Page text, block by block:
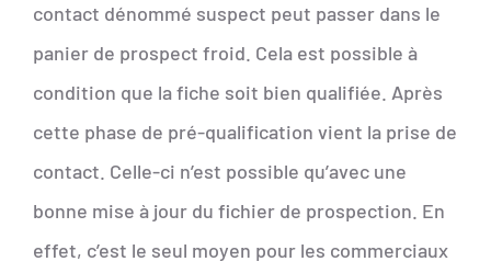
contact dénommé suspect peut passer dans le
panier de prospect froid. Cela est possible à
condition que la fiche soit bien qualifiée. Après
cette phase de pré-qualification vient la prise de
contact. Celle-ci n’est possible qu’avec une
bonne mise à jour du fichier de prospection. En
effet, c’est le seul moyen pour les commerciaux